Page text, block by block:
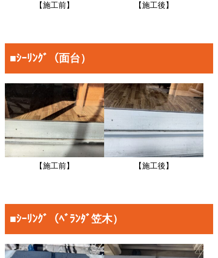
【施工前】 【施工後】
■ｼｰﾘﾝｸﾞ（面台）
【施工前】 【施工後】
■ｼｰﾘﾝｸﾞ（ﾍﾞﾗﾝﾀﾞ笠木）